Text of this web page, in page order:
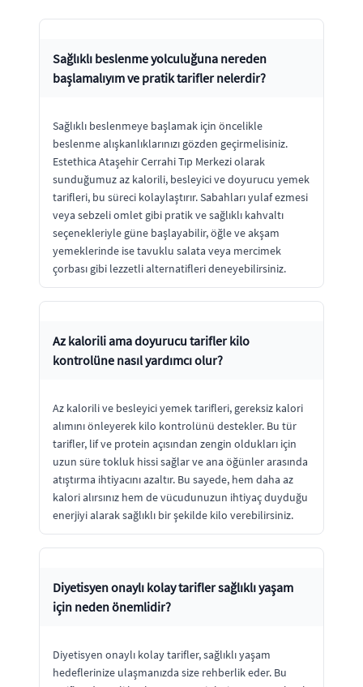
Sağlıklı beslenme yolculuğuna nereden
başlamalıyım ve pratik tarifler nelerdir?
Sağlıklı beslenmeye başlamak için öncelikle
beslenme alışkanlıklarınızı gözden geçirmelisiniz.
Estethica Ataşehir Cerrahi Tıp Merkezi olarak
sunduğumuz az kalorili, besleyici ve doyurucu yemek
tarifleri, bu süreci kolaylaştırır. Sabahları yulaf ezmesi
veya sebzeli omlet gibi pratik ve sağlıklı kahvaltı
seçenekleriyle güne başlayabilir, öğle ve akşam
yemeklerinde ise tavuklu salata veya mercimek
çorbası gibi lezzetli alternatifleri deneyebilirsiniz.
Az kalorili ama doyurucu tarifler kilo
kontrolüne nasıl yardımcı olur?
Az kalorili ve besleyici yemek tarifleri, gereksiz kalori
alımını önleyerek kilo kontrolünü destekler. Bu tür
tarifler, lif ve protein açısından zengin oldukları için
uzun süre tokluk hissi sağlar ve ana öğünler arasında
atıştırma ihtiyacını azaltır. Bu sayede, hem daha az
kalori alırsınız hem de vücudunuzun ihtiyaç duyduğu
enerjiyi alarak sağlıklı bir şekilde kilo verebilirsiniz.
Diyetisyen onaylı kolay tarifler sağlıklı yaşam
için neden önemlidir?
Diyetisyen onaylı kolay tarifler, sağlıklı yaşam
hedeflerinize ulaşmanızda size rehberlik eder. Bu